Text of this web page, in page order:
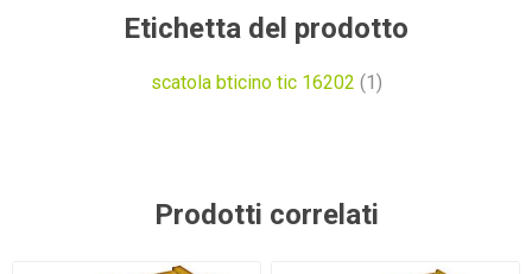
Etichetta del prodotto
scatola bticino tic 16202 (1)
Prodotti correlati